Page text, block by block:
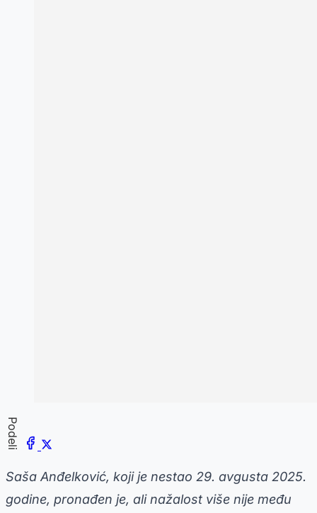
Podeli
Saša Anđelković, koji je nestao 29. avgusta 2025.
godine, pronađen je, ali nažalost više nije među